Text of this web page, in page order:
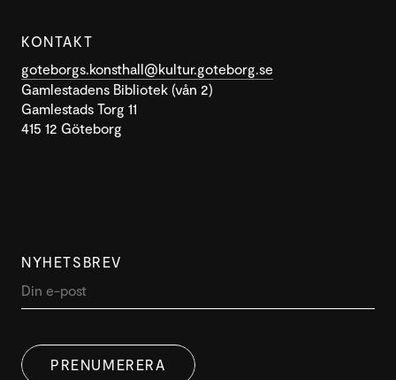
KONTAKT
goteborgs.konsthall@kultur.goteborg.se
Gamlestadens Bibliotek (vån 2)
Gamlestads Torg 11
415 12 Göteborg
NYHETSBREV
PRENUMERERA